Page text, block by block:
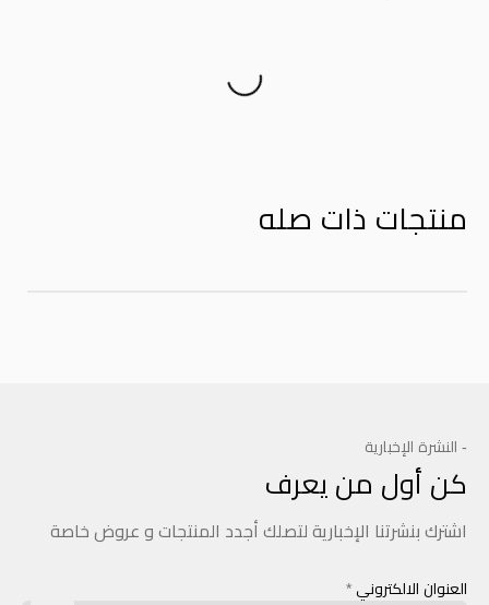
منتجات ذات صله
- النشرة الإخبارية
كن أول من يعرف
اشترك بنشرتنا الإخبارية لتصلك أجدد المنتجات و عروض خاصة
العنوان الالكتروني *